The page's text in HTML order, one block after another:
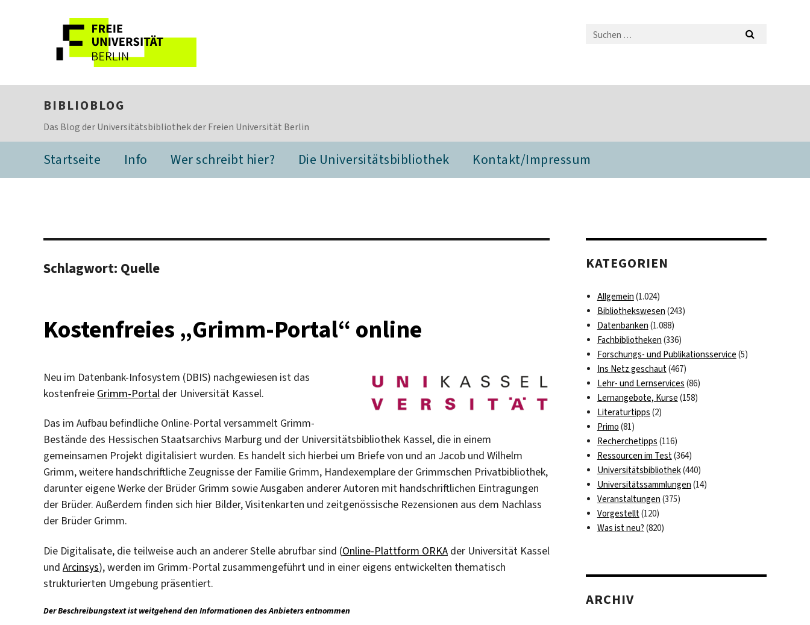
BIBLIOBLOG
Das Blog der Universitätsbibliothek der Freien Universität Berlin
Startseite Info Wer schreibt hier? Die Universitätsbibliothek Kontakt/Impressum
Schlagwort: Quelle
Kostenfreies „Grimm-Portal“ online
Neu im Datenbank-Infosystem (DBIS) nachgewiesen ist das
kostenfreie Grimm-Portal der Universität Kassel.
Das im Aufbau befindliche Online-Portal versammelt Grimm-
Bestände des Hessischen Staatsarchivs Marburg und der Universitätsbibliothek Kassel, die in einem
gemeinsamen Projekt digitalisiert wurden. Es handelt sich hierbei um Briefe von und an Jacob und Wilhelm
Grimm, weitere handschriftliche Zeugnisse der Familie Grimm, Handexemplare der Grimmschen Privatbibliothek,
darunter eigene Werke der Brüder Grimm sowie Ausgaben anderer Autoren mit handschriftlichen Eintragungen
der Brüder. Außerdem finden sich hier Bilder, Visitenkarten und zeitgenössische Rezensionen aus dem Nachlass
der Brüder Grimm.
Die Digitalisate, die teilweise auch an anderer Stelle abrufbar sind (Online-Plattform ORKA der Universität Kassel
und Arcinsys), werden im Grimm-Portal zusammengeführt und in einer eigens entwickelten thematisch
strukturierten Umgebung präsentiert.
Der Beschreibungstext ist weitgehend den Informationen des Anbieters entnommen
KATEGORIEN
Allgemein (1.024)
Bibliothekswesen (243)
Datenbanken (1.088)
Fachbibliotheken (336)
Forschungs- und Publikationsservice (5)
Ins Netz geschaut(467)
Lehr- und Lernservices (86)
Lernangebote, Kurse (158)
Literaturtipps (2)
Primo (81)
Recherchetipps (116)
Ressourcen im Test(364)
Universitätsbibliothek(440)
Universitätssammlungen (14)
Veranstaltungen (375)
Vorgestellt(120)
Was ist neu? (820)
ARCHIV